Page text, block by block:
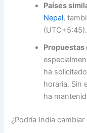
Países
Nepal,
(UTC+5:45).
Propuestas
ha
horaria. Sin
ha
¿Podría India